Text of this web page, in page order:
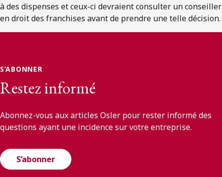
à des dispenses et ceux-ci devraient consulter un conseiller
en droit des franchises avant de prendre une telle décision.
S’ABONNER
Restez informé
Abonnez-vous aux articles Osler pour rester informé des
questions ayant une incidence sur votre entreprise.
S’abonner